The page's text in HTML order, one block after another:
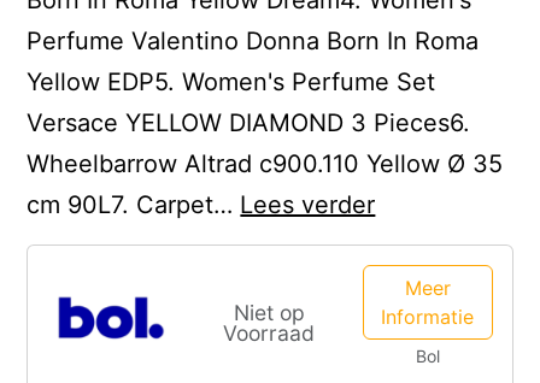
Perfume Valentino Donna Born In Roma
Yellow EDP5. Women's Perfume Set
Versace YELLOW DIAMOND 3 Pieces6.
Wheelbarrow Altrad c900.110 Yellow Ø 35
cm 90L7. Carpet… Lees verderSmiles
Yellow
Wijde
Broek
Dames
Niet op
Voorraad
Meer
Informatie
Bol